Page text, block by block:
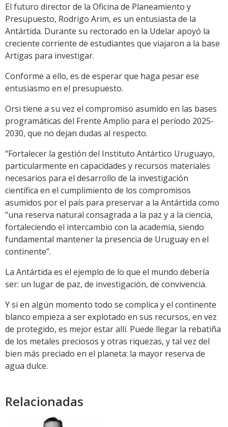
El futuro director de la Oficina de Planeamiento y
Presupuesto, Rodrigo Arim, es un entusiasta de la
Antártida. Durante su rectorado en la Udelar apoyó la
creciente corriente de estudiantes que viajaron a la base
Artigas para investigar.
Conforme a ello, es de esperar que haga pesar ese
entusiasmo en el presupuesto.
Orsi tiene a su vez el compromiso asumido en las bases
programáticas del Frente Amplio para el período 2025-
2030, que no dejan dudas al respecto.
“Fortalecer la gestión del Instituto Antártico Uruguayo,
particularmente en capacidades y recursos materiales
necesarios para el desarrollo de la investigación
científica en el cumplimiento de los compromisos
asumidos por el país para preservar a la Antártida como
"una reserva natural consagrada a la paz y a la ciencia,
fortaleciendo el intercambio con la academia, siendo
fundamental mantener la presencia de Uruguay en el
continente”.
La Antártida es el ejemplo de lo que el mundo debería
ser: un lugar de paz, de investigación, de convivencia.
Y si en algún momento todo se complica y el continente
blanco empieza a ser explotado en sus recursos, en vez
de protegido, es mejor estar allí. Puede llegar la rebatiña
de los metales preciosos y otras riquezas, y tal vez del
bien más preciado en el planeta: la mayor reserva de
agua dulce.
Relacionadas